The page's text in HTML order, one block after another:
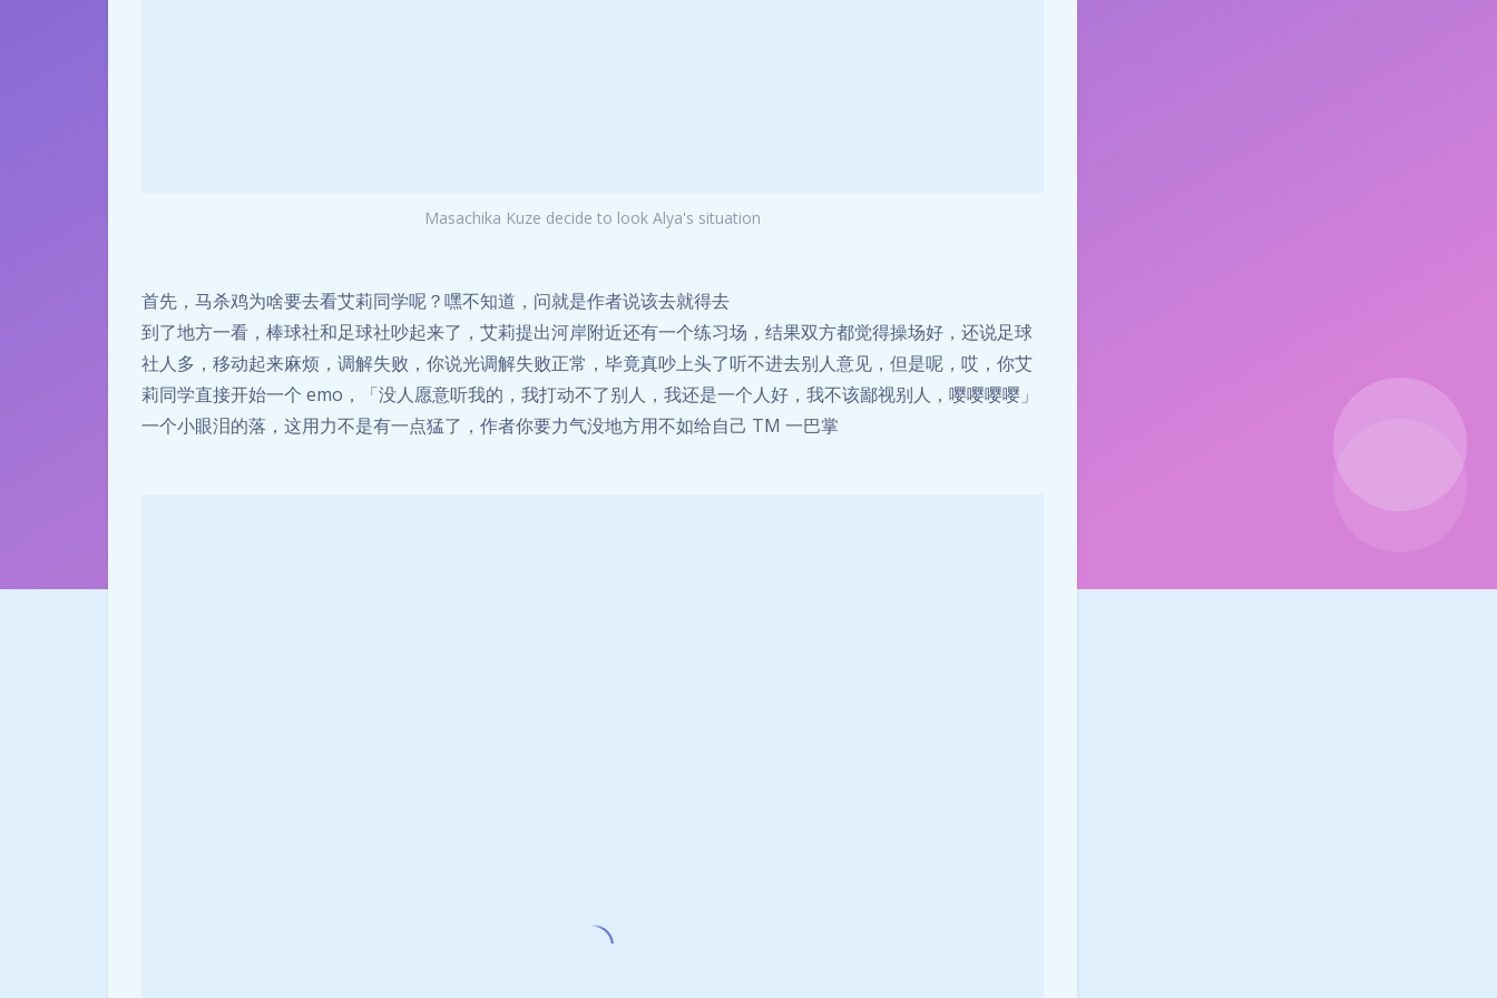
Masachika Kuze decide to look Alya's situation
首先，马杀鸡为啥要去看艾莉同学呢？嘿不知道，问就是作者说该去就得去
到了地方一看，棒球社和足球社吵起来了，艾莉提出河岸附近还有一个练习场，结果双方都觉得操场好，还说足球
社人多，移动起来麻烦，调解失败，你说光调解失败正常，毕竟真吵上头了听不进去别人意见，但是呢，哎，你艾
莉同学直接开始一个 emo，「没人愿意听我的，我打动不了别人，我还是一个人好，我不该鄙视别人，嘤嘤嘤嘤」
一个小眼泪的落，这用力不是有一点猛了，作者你要力气没地方用不如给自己 TM 一巴掌